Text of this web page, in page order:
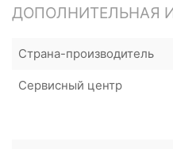
ДОПОЛНИТЕЛЬНАЯ
Страна-производитель
Сервисный центр